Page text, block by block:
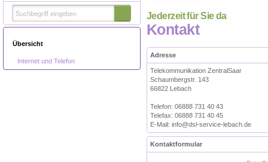
Übersicht
Internet und Telefon
Jederzeit für Sie da
Kontakt
Adresse
Telekommunikation ZentralSaar
Schaumbergstr. 143
66822 Lebach
Telefon: 06888 731 40 43
Telefax: 06888 731 40 45
E-Mail: info@dsl-service-lebach.de
Kontaktformular